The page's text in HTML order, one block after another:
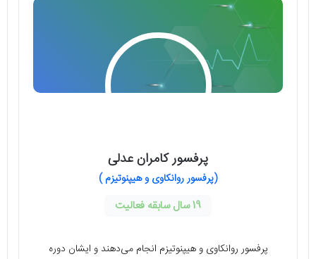
پرفسور کامران عدلی
(پرفسور روانکاوی و هیپنوتیزم )
19 سال سابقه فعالیت
پرفسور روانکاوی و هیپنوتیزم انجام می‌دهند و ایشان دوره